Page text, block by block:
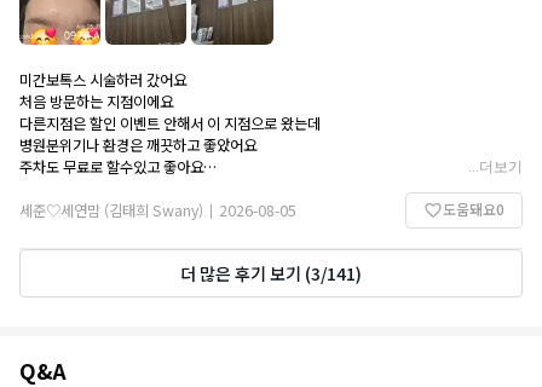
미간보톡스 시술하러 갔어요
처음 방문하는 지점이에요
다른지점은 할인 이벤트 안해서 이 지점으로 왔는데
병원분위기나 환경은 깨끗하고 좋았어요
주차도 무료로 할수있고 좋아요
더보기
세준♡세연맘 (김태희 Swany) | 2026-08-05 도움돼요0
더 많은 후기 보기 (3/141)
Q&A